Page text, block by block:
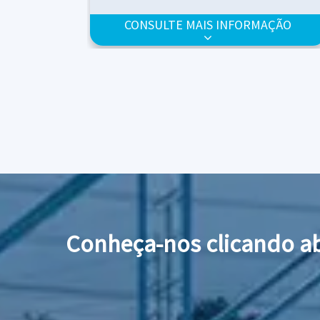
de
• Superfície: 250m /m
• Embalagem de mídia em bloco: bloco 5x5
Desgaseificação, Tratamento Anaeróbio
Efluentes e Sistemas de Desnitrificação.
CONSULTE MAIS INFORMAÇÃO
Conheça-nos clicando